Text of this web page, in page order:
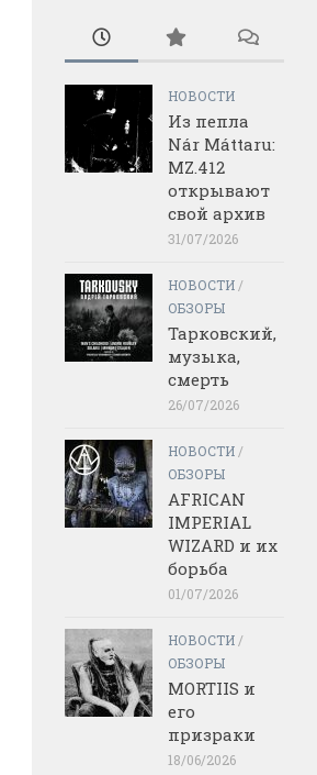
НОВОСТИ
Из пепла
Nár Máttaru:
MZ.412
открывают
свой архив
31/07/2026
НОВОСТИ /
ОБЗОРЫ
Тарковский,
музыка,
смерть
26/07/2026
НОВОСТИ /
ОБЗОРЫ
AFRICAN
IMPERIAL
WIZARD и их
борьба
01/07/2026
НОВОСТИ /
ОБЗОРЫ
MORTIIS и
его
призраки
18/06/2026